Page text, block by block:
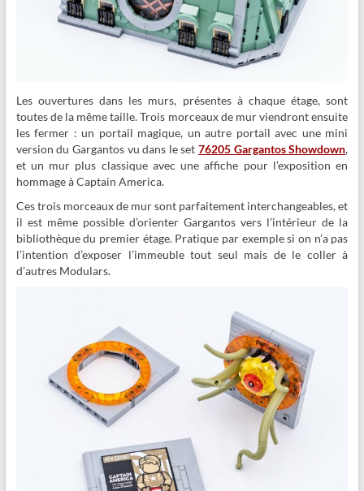
Les ouvertures dans les murs, présentes à chaque étage, sont
toutes de la même taille. Trois morceaux de mur viendront ensuite
les fermer : un portail magique, un autre portail avec une mini
version du Gargantos vu dans le set76205 Gargantos Showdown,
et un mur plus classique avec une affiche pour l’exposition en
hommage à Captain America.
Ces trois morceaux de mur sont parfaitement interchangeables, et
il est même possible d’orienter Gargantos vers l’intérieur de la
bibliothèque du premier étage. Pratique par exemple si on n’a pas
l’intention d’exposer l’immeuble tout seul mais de le coller à
d’autres Modulars.